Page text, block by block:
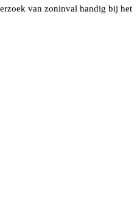
van zoninval handig bij het